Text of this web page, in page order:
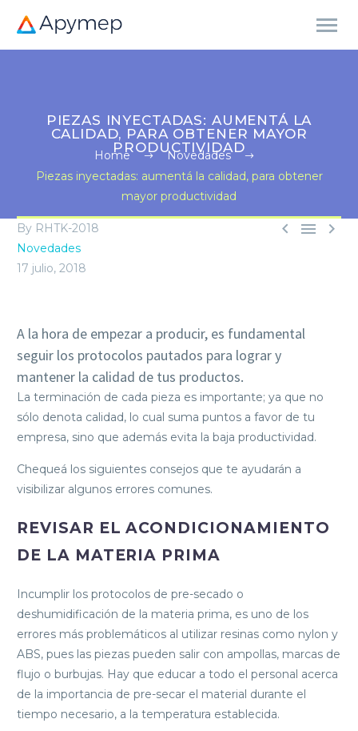
PIEZAS INYECTADAS: AUMENTÁ LA
CALIDAD, PARA OBTENER MAYOR
PRODUCTIVIDAD
Home
Novedades
Piezas inyectadas: aumentá la calidad, para obtener
mayor productividad
  
By RHTK-2018
Novedades
17 julio, 2018
A la hora de empezar a producir, es fundamental
seguir los protocolos pautados para lograr y
mantener la calidad de tus productos.
La terminación de cada pieza es importante; ya que no
sólo denota calidad, lo cual suma puntos a favor de tu
empresa, sino que además evita la baja productividad.
Chequeá los siguientes consejos que te ayudarán a
visibilizar algunos errores comunes.
REVISAR EL ACONDICIONAMIENTO
DE LA MATERIA PRIMA
Incumplir los protocolos de pre-secado o
deshumidificación de la materia prima, es uno de los
errores más problemáticos al utilizar resinas como nylon y
ABS, pues las piezas pueden salir con ampollas, marcas de
flujo o burbujas. Hay que educar a todo el personal acerca
de la importancia de pre-secar el material durante el
tiempo necesario, a la temperatura establecida.